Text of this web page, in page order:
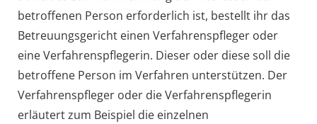
betroffenen Person erforderlich ist, bestellt ihr das
Betreuungsgericht einen Verfahrenspfleger oder
eine Verfahrenspflegerin. Dieser oder diese soll die
betroffene Person im Verfahren unterstützen. Der
Verfahrenspfleger oder die Verfahrenspflegerin
erläutert zum Beispiel die einzelnen